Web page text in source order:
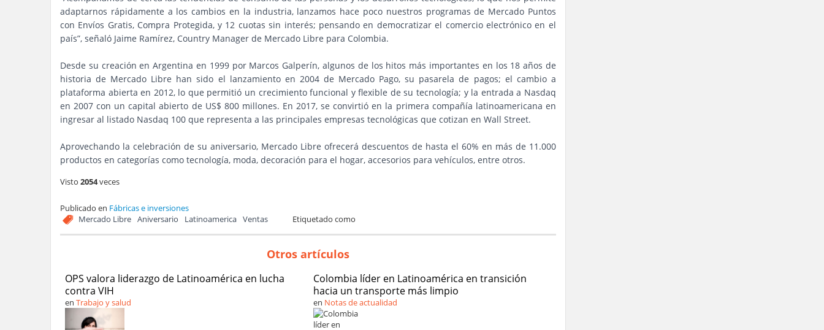
adaptarnos rápidamente a los cambios en la industria, lanzamos hace poco nuestros programas de Mercado Puntos
con Envíos Gratis, Compra Protegida, y 12 cuotas sin interés; pensando en democratizar el comercio electrónico en el
país”, señaló Jaime Ramírez, Country Manager de Mercado Libre para Colombia.
Desde su creación en Argentina en 1999 por Marcos Galperín, algunos de los hitos más importantes en los 18 años de
historia de Mercado Libre han sido el lanzamiento en 2004 de Mercado Pago, su pasarela de pagos; el cambio a
plataforma abierta en 2012, lo que permitió un crecimiento funcional y flexible de su tecnología; y la entrada a Nasdaq
en 2007 con un capital abierto de US$ 800 millones. En 2017, se convirtió en la primera compañía latinoamericana en
ingresar al listado Nasdaq 100 que representa a las principales empresas tecnológicas que cotizan en Wall Street.
Aprovechando la celebración de su aniversario, Mercado Libre ofrecerá descuentos de hasta el 60% en más de 11.000
productos en categorías como tecnología, moda, decoración para el hogar, accesorios para vehículos, entre otros.
Visto 2054veces
Publicado en Fábricas e inversiones
Etiquetado como
Mercado Libre Aniversario Latinoamerica Ventas
Otros artículos
OPS valora liderazgo de Latinoamérica en lucha
contra VIH
enTrabajo y salud
Colombia líder en Latinoamérica en transición
hacia un transporte más limpio
en Notas de actualidad